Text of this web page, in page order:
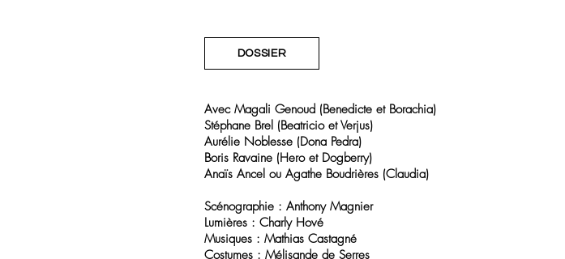
Avec Magali Genoud (Benedicte et Borachia)
Stéphane Brel (Beatricio et Verjus)
Aurélie Noblesse (Dona Pedra)
Boris Ravaine (Hero et Dogberry)
Anaïs Ancel ou Agathe Boudrières (Claudia)
Scénographie : Anthony Magnier
Lumières : Charly Hové
Musiques : Mathias Castagné
Costumes : Mélisande de Serres
DOSSIER